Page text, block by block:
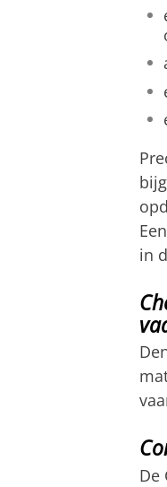
in
De